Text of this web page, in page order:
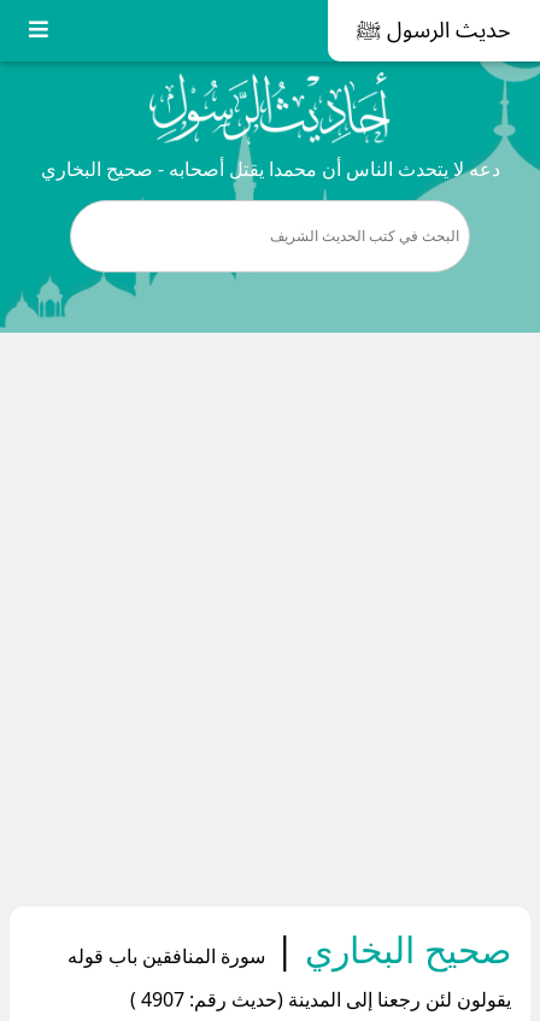
حديث الرسول ﷺ
دعه لا يتحدث الناس أن محمدا يقتل أصحابه - صحيح البخاري
صحيح البخاري |
سورة المنافقين باب قوله
يقولون لئن رجعنا إلى المدينة (حديث رقم: 4907 )